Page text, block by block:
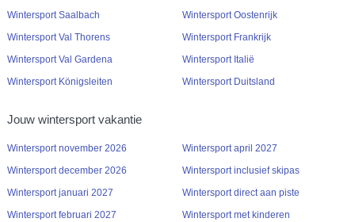
Wintersport Saalbach
Wintersport Val Thorens
Wintersport Val Gardena
Wintersport Königsleiten
Wintersport Oostenrijk
Wintersport Frankrijk
Wintersport Italië
Wintersport Duitsland
Jouw wintersport vakantie
Wintersport november 2026
Wintersport december 2026
Wintersport januari 2027
Wintersport februari 2027
Wintersport april 2027
Wintersport inclusief skipas
Wintersport direct aan piste
Wintersport met kinderen